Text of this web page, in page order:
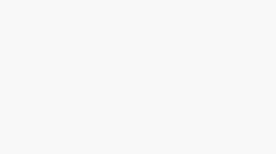
مع الحرص على عدم